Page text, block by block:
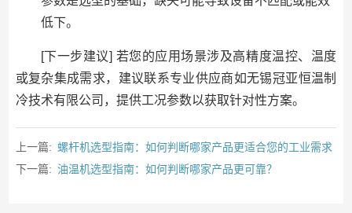
低下。
[下一步建议] 若您的应用场景涉及高精度温控、温度
或复杂集成需求，建议联系专业供应商如无锡冠亚恒温制
冷技术有限公司，提供工况参数以获取针对性方案。
上一篇: 螺杆机选型指南：如何判断哪家产品更适合您的工业需求
下一篇: 油温机选型指南：如何判断哪家产品更可靠？